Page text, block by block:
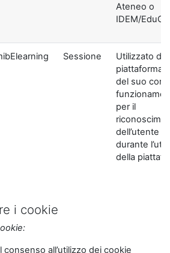
Ateneo o
IDEM/
Sessione
Utilizzato
piattaforma
del suo
per il
dell’utente
durante
della
i cookie
consenso all’utilizzo dei cookie